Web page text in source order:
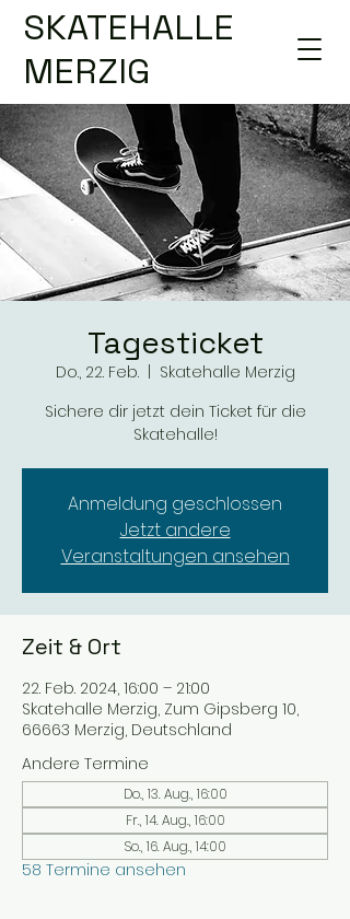
SKATEHALLE
MERZIG
Tagesticket
Do., 22. Feb.
  |
Skatehalle Merzig
Sichere dir jetzt dein Ticket für die
Skatehalle!
Anmeldung geschlossen
Jetzt andere
Veranstaltungen ansehen
Zeit & Ort
22. Feb. 2024, 16:00 – 21:00
Skatehalle Merzig, Zum Gipsberg 10,
66663 Merzig, Deutschland
Andere Termine
Do., 13. Aug., 16:00
Fr., 14. Aug., 16:00
So., 16. Aug., 14:00
58 Termine ansehen